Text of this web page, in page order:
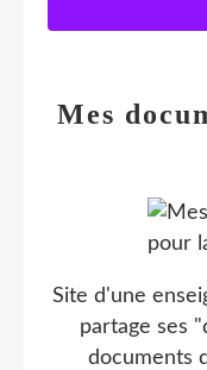
Mes
Site d'une
partage ses
documents